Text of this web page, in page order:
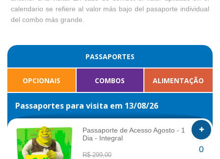
calendario se refiere al valor más bajo del pasaporte individual
del combo más grande.
PASSAPORTES
OPCIONAIS COMBOS ALIMENTAÇÃO
Passaportes para visita em 13/08/26
INFO
Passaporte de Acesso Agosto - 1
Dia - Integral
R$ 299,00
0